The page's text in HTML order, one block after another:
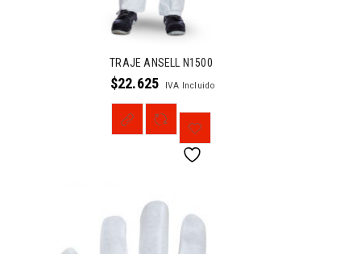
TRAJE ANSELL N1500
$22.625 IVA Incluido